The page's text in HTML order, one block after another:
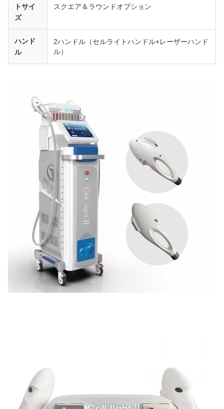
トサイ
ズ
スクエア＆ラウンドオプション
ハンド
ル
2ハンドル（セルライトハンドル+レーザーハンド
ル）